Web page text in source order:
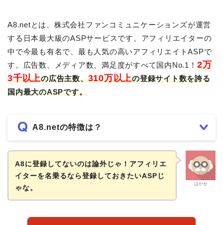
A8.netとは、株式会社ファンコミュニケーションズが運営
する日本最大級のASPサービスです。アフィリエイターの
中で今最も有名で、最も人気の高いアフィリエイトASPで
す。広告数、メディア数、満足度がすべて国内No.1！ 2万
3千以上の広告主数、310万以上の登録サイト数を誇る
国内最大のASPです。
A8.netの特徴は？
はかせ
A8に登録してないのは論外じゃ！アフィリエ
イターを名乗るなら登録しておきたいASPじ
ゃな。